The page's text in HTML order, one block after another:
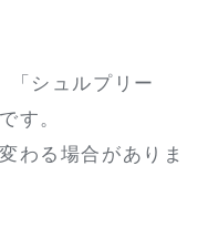
「シュルプリー
す。
わる場合がありま